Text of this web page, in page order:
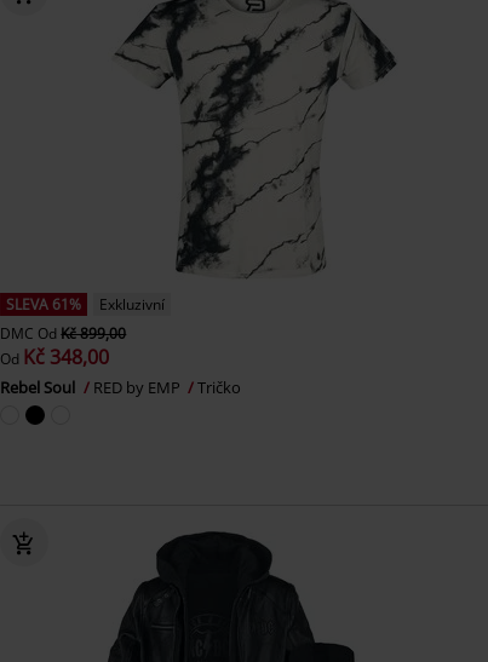
SLEVA 61%
Exkluzivní
DMC OdKč 899,00
Od Kč 348,00
Rebel Soul RED by EMP Tričko